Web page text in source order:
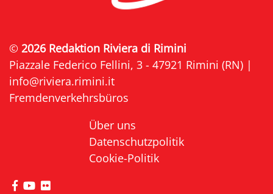
© 2026 Redaktion Riviera di Rimini
Piazzale Federico Fellini, 3 - 47921 Rimini (RN) |
info@riviera.rimini.it
Fremdenverkehrsbüros
Über uns
Datenschutzpolitik
Cookie-Politik
die Seite Facebook von Riviera di Rimini
die Seite YouTube von Riviera di Rimini
die Seite Flickr von Riviera di Rimini